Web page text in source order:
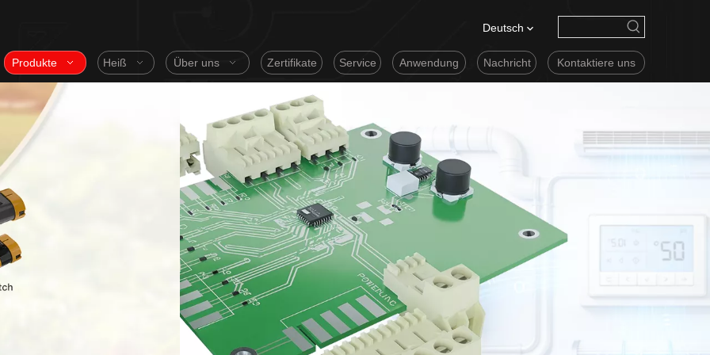
Deutsch
Produkte Heiß Über uns Zertifikate Service Anwendung Nachricht Kontaktiere uns